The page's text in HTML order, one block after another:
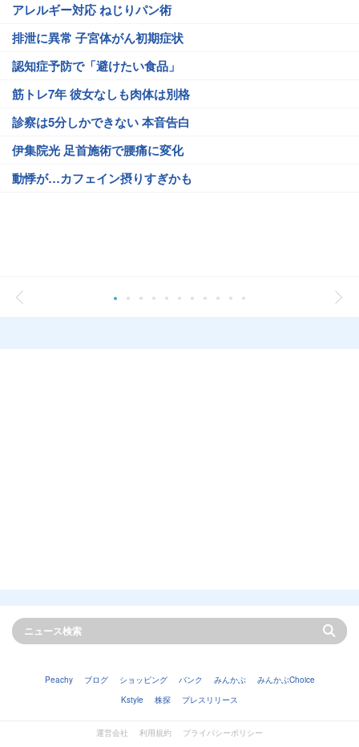
アレルギー対応 ねじりパン術
排泄に異常 子宮体がん初期症状
認知症予防で「避けたい食品」
筋トレ7年 彼女なしも肉体は別格
診察は5分しかできない 本音告白
伊集院光 足首施術で腰痛に変化
動悸が…カフェイン摂りすぎかも
Peachy ブログ ショッピング バンク みんかぶ
みんかぶChoice
Kstyle
株探 プレスリリース
運営会社 利用規約 プライバシーポリシー